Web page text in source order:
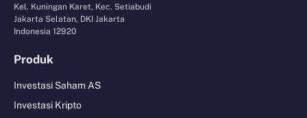
Kel. Kuningan Karet, Kec. Setiabudi
Jakarta Selatan, DKI Jakarta
Indonesia 12920
Produk
Investasi Saham AS
Investasi Kripto